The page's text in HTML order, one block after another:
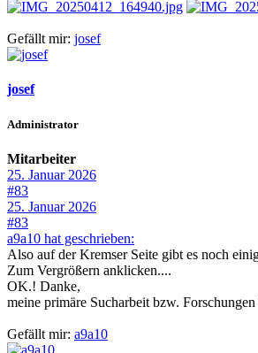
Gefällt mir: josef
josef
Administrator
Mitarbeiter
25. Januar 2026
#83
25. Januar 2026
#83
a9a10 hat geschrieben:
Also auf der Kremser Seite gibt es noch
Zum Vergrößern anklicken....
OK.! Danke,
meine primäre Sucharbeit bzw.
Gefällt mir: a9a10